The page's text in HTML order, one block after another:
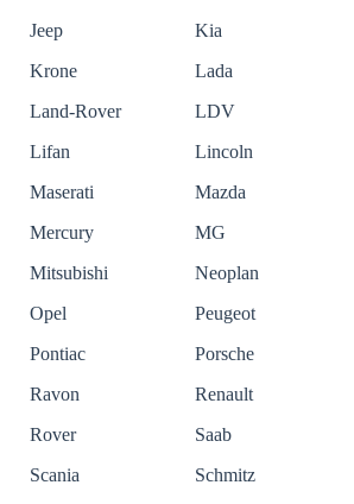
Jeep
Kia
Krone
Lada
Land-Rover
LDV
Lifan
Lincoln
Maserati
Mazda
Mercury
MG
Mitsubishi
Neoplan
Opel
Peugeot
Pontiac
Porsche
Ravon
Renault
Rover
Saab
Scania
Schmitz